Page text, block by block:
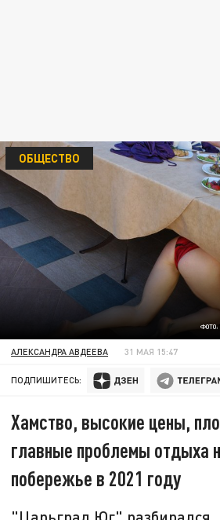
ФОТО:
ОБЩЕСТВО
АЛЕКСАНДРА АВДЕЕВА 31 МАЯ 15:47
ПОДПИШИТЕСЬ:
Хамство, высокие цены,
главные проблемы отдыха
побережье в 2021 году
"Царьград Юг" разбирался,